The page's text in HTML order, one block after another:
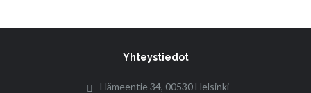
Yhteystiedot
Hämeentie 34, 00530 Helsinki